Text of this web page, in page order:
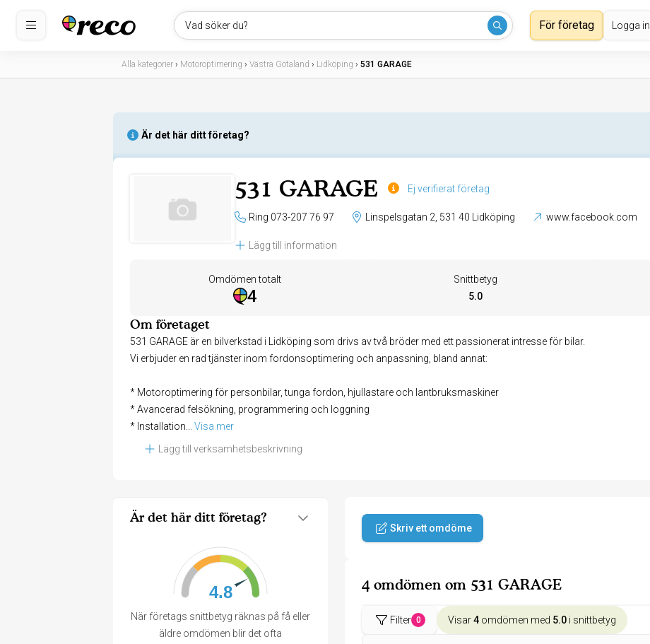
Vad söker du? För företag Logga in
Alla kategorier › Motoroptimering › Västra Götaland › Lidköping › 531 GARAGE
Är det här ditt företag?
531 GARAGE Ej verifierat företag
Ring 073-207 76 97 Linspelsgatan 2, 531 40 Lidköping www.facebook.com
Lägg till information
Omdömen totalt
4
Snittbetyg
5.0
Om företaget
531 GARAGE är en bilverkstad i Lidköping som drivs av två bröder med ett passionerat intresse för bilar.
Vi erbjuder en rad tjänster inom fordonsoptimering och anpassning, bland annat:
* Motoroptimering för personbilar, tunga fordon, hjullastare och lantbruksmaskiner
* Avancerad felsökning, programmering och loggning
* Installation
Visa mer
Lägg till verksamhetsbeskrivning
Är det här ditt företag?
4.8
När företags snittbetyg räknas på få eller
äldre omdömen blir det ofta
Skriv ett omdöme
4 omdömen om 531 GARAGE
Filter 0 Visar4 omdömen med 5.0 i snittbetyg